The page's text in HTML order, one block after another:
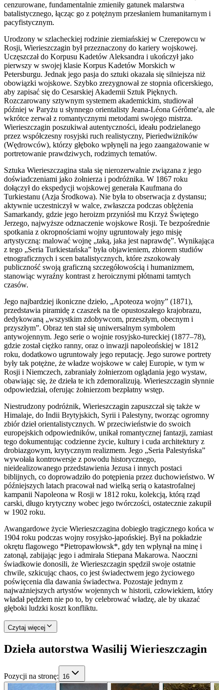
cenzurowane, fundamentalnie zmieniły gatunek malarstwa
batalistycznego, łącząc go z potężnym przesłaniem humanitarnym i
pacyfistycznym.
Urodzony w szlacheckiej rodzinie ziemiańskiej w Czerepowcu w
Rosji, Wierieszczagin był przeznaczony do kariery wojskowej.
Uczęszczał do Korpusu Kadetów Aleksandra i ukończył jako
pierwszy w swojej klasie Korpus Kadetów Morskich w
Petersburgu. Jednak jego pasja do sztuki okazała się silniejsza niż
obowiązki wojskowe. Szybko zrezygnował ze stopnia oficerskiego,
aby zapisać się do Cesarskiej Akademii Sztuk Pięknych.
Rozczarowany sztywnym systemem akademickim, studiował
później w Paryżu u słynnego orientalisty Jeana-Léona Gérôme'a, ale
wkrótce zerwał z romantycznymi metodami swojego mistrza.
Wierieszczagin poszukiwał autentyczności, ideału podzielanego
przez współczesny rosyjski ruch realistyczny, Pieriedwiżników
(Wędrowców), którzy głęboko wpłynęli na jego zaangażowanie w
portretowanie prawdziwych, rodzimych tematów.
Sztuka Wierieszczagina stała się nierozerwalnie związana z jego
doświadczeniami jako żołnierza i podróżnika. W 1867 roku
dołączył do ekspedycji wojskowej generała Kaufmana do
Turkiestanu (Azja Środkowa). Nie była to obserwacja z dystansu;
aktywnie uczestniczył w walce, zwłaszcza podczas oblężenia
Samarkandy, gdzie jego heroizm przyniósł mu Krzyż Świętego
Jerzego, najwyższe odznaczenie wojskowe Rosji. Te bezpośrednie
spotkania z okropnościami wojny ugruntowały jego misję
artystyczną: malować wojnę „taką, jaka jest naprawdę”. Wynikająca
z tego „Seria Turkiestańska” była objawieniem, zbiorem studiów
etnograficznych i scen batalistycznych, które zszokowały
publiczność swoją graficzną szczegółowością i humanizmem,
stanowiąc wyraźny kontrast z heroicznymi płótnami tamtych
czasów.
Jego najbardziej ikoniczne dzieło, „Apoteoza wojny” (1871),
przedstawia piramidę z czaszek na tle opustoszałego krajobrazu,
dedykowaną „wszystkim zdobywcom, przeszłym, obecnym i
przyszłym”. Obraz ten stał się uniwersalnym symbolem
antywojennym. Jego serie o wojnie rosyjsko-tureckiej (1877–78),
gdzie został ciężko ranny, oraz o inwazji napoleońskiej w 1812
roku, dodatkowo ugruntowały jego reputację. Jego surowe portrety
były tak potężne, że władze wojskowe w całej Europie, w tym w
Rosji i Niemczech, zabraniały żołnierzom oglądania jego wystaw,
obawiając się, że dzieła te ich zdemoralizują. Wierieszczagin słynnie
odpowiedział, oferując żołnierzom bezpłatny wstęp.
Niestrudzony podróżnik, Wierieszczagin zapuszczał się także w
Himalaje, do Indii Brytyjskich, Syrii i Palestyny, tworząc ogromny
zbiór dzieł orientalistycznych. W przeciwieństwie do swoich
europejskich odpowiedników, unikał romantycznej fantazji, zamiast
tego dokumentując codzienne życie, kultury i cuda architektury z
drobiazgowym, krytycznym realizmem. Jego „Seria Palestyńska”
wywołała kontrowersje z powodu historycznego,
nieidealizowanego przedstawienia Jezusa i innych postaci
biblijnych, co doprowadziło do potępienia przez duchowieństwo. W
późniejszych latach pracował nad wielką serią o katastrofalnej
kampanii Napoleona w Rosji w 1812 roku, kolekcją, którą rząd
carski, długo krytyczny wobec jego twórczości, ostatecznie zakupił
w 1902 roku.
Awangardowe życie Wierieszczagina dobiegło tragicznego końca w
1904 roku podczas wojny rosyjsko-japońskiej. Był na pokładzie
okrętu flagowego *Pietropawłowsk*, gdy ten wpłynął na minę i
zatonął, zabijając jego i admirała Stiepana Makarowa. Naoczni
świadkowie donosili, że Wierieszczagin spędził swoje ostatnie
chwile, szkicując chaos, co jest świadectwem jego życiowego
poświęcenia dla dawania świadectwa. Pozostaje jednym z
najważniejszych artystów wojennych w historii, człowiekiem, który
władał pędzlem nie po to, by celebrować władzę, ale by ukazać
głęboki ludzki koszt konfliktu.
Czytaj więcej
Dzieła autorstwa Wasilij Wierieszczagin
Pozycji na stronę: 16